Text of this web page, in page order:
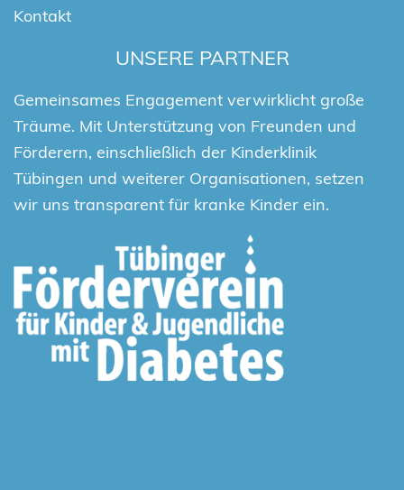
Kontakt
UNSERE PARTNER
Gemeinsames Engagement verwirklicht große
Träume. Mit Unterstützung von Freunden und
Förderern, einschließlich der Kinderklinik
Tübingen und weiterer Organisationen, setzen
wir uns transparent für kranke Kinder ein.